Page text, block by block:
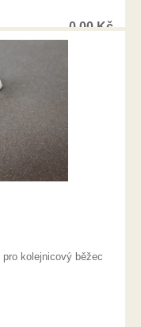
0,00Kč
kolejnicový běžec